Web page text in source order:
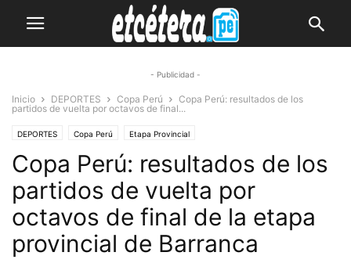
- Publicidad -
Inicio DEPORTES Copa Perú
Copa Perú: resultados de los
partidos de vuelta por octavos de final...
DEPORTES Copa Perú Etapa Provincial
Copa Perú: resultados de los
partidos de vuelta por
octavos de final de la etapa
provincial de Barranca